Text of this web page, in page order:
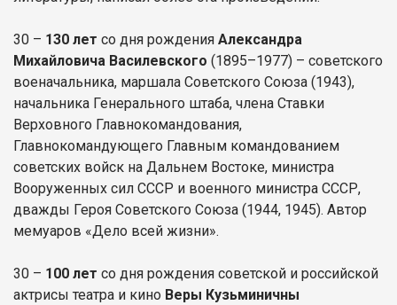
30 – 130 лет со дня рождения Александра
Михайловича Василевского (1895–1977) – советского
военачальника, маршала Советского Союза (1943),
начальника Генерального штаба, члена Ставки
Верховного Главнокомандования,
Главнокомандующего Главным командованием
советских войск на Дальнем Востоке, министра
Вооруженных сил СССР и военного министра СССР,
дважды Героя Советского Союза (1944, 1945). Автор
мемуаров «Дело всей жизни».
30 – 100 лет со дня рождения советской и российской
актрисы театра и кино Веры Кузьминичны